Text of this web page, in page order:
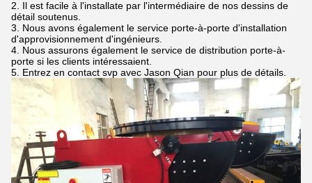
2. Il est facile à l'installate par l'intermédiaire de nos dessins de
détail soutenus.
3. Nous avons également le service porte-à-porte d'installation
d'approvisionnement d'ingénieurs.
4. Nous assurons également le service de distribution porte-à-
porte si les clients intéressaient.
5. Entrez en contact svp avec Jason Qian pour plus de détails.